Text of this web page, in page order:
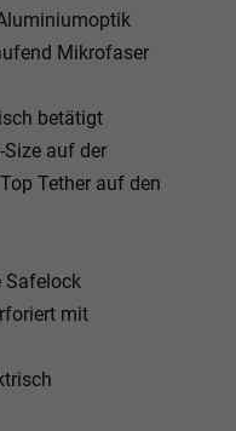
Mikrofaser
betätigt
auf der
Tether auf den
Safelock
mit